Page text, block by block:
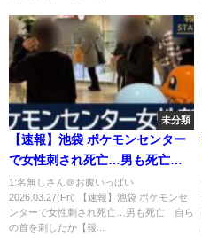
未分類
【速報】池袋 ポケモンセンター
で女性刺され死亡…男も死亡
自らの首を刺したか【報道ステ
ーション】(2026年3月26日)
1:名無しさん＠お腹いっぱい
2026.03.27(Fri) 【速報】池袋 ポケモンセ
ンターで女性刺され死亡…男も死亡 自ら
の首を刺したか【報...